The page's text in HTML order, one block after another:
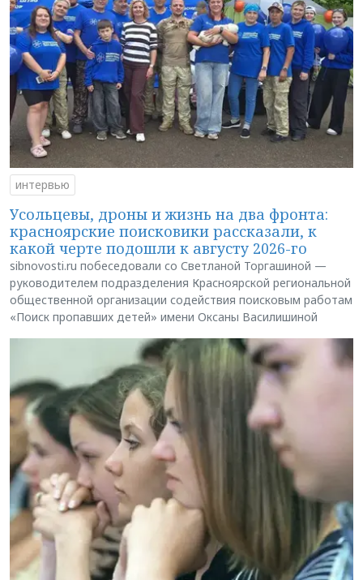
интервью
Усольцевы, дроны и жизнь на два фронта:
красноярские поисковики рассказали, к
какой черте подошли к августу 2026-го
sibnovosti.ru побеседовали со Светланой Торгашиной —
руководителем подразделения Красноярской региональной
общественной организации содействия поисковым работам
«Поиск пропавших детей» имени Оксаны Василишиной